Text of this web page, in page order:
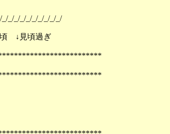
_/_/_/_/_/_/_/_/_/_/
↓見頃過ぎ